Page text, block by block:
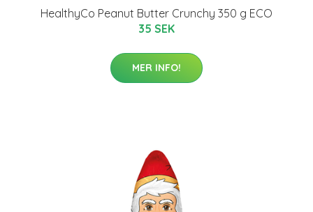
HealthyCo Peanut Butter Crunchy 350 g ECO
35 SEK
MER INFO!